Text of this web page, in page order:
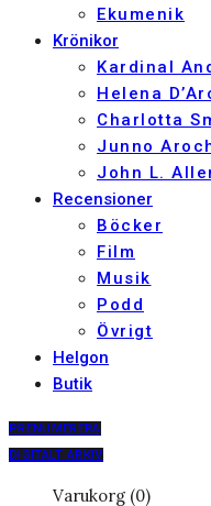
Ekumenik
Krönikor
Kardinal
Helena
Charlotta
Junno
John L.
Recensioner
Böcker
Film
Musik
Podd
Övrigt
Helgon
Butik
PRENUMERERA
DIGITALT ARKIV
Varukorg (0)